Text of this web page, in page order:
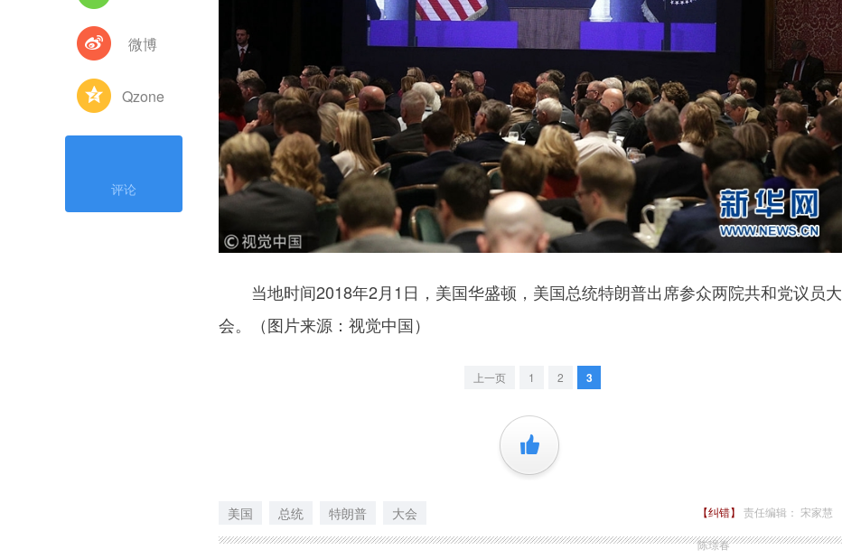
微博
Qzone
评论
当地时间2018年2月1日，美国华盛顿，美国总统特朗普出席参众两院共和党议员大
会。（图片来源：视觉中国）
上一页 1 2 3
+1
美国 总统 特朗普 大会 【纠错】 责任编辑： 宋家慧
陈璟春